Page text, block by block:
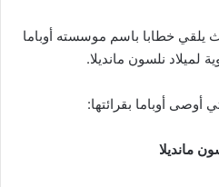
يلقي خطابا باسم موسسته أوباما
لميلاد نلسون مانديلا.
أوصى أوباما بقرائتها:
مانديلا